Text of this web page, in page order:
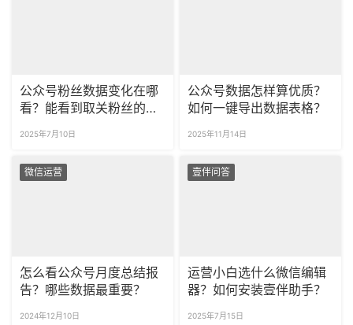
公众号粉丝数据变化在哪
看？能看到取关粉丝的详
2025年7月10日
公众号数据怎样算优质？
如何一键导出数据表格？
2025年11月14日
微信运营
怎么看公众号月度总结报
告？哪些数据最重要？
2024年12月10日
壹伴问答
运营小白选什么微信编辑
器？如何安装壹伴助手？
2025年7月15日